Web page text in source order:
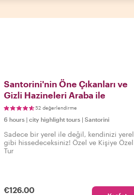
Santorini'nin Öne Çıkanları ve
Gizli Hazineleri Araba ile
52 değerlendirme
6 hours | city highlight tours | Santorini
Sadece bir yerel ile değil, kendinizi yerel
gibi hissedeceksiniz! Özel ve Kişiye Özel
Tur
€126.00